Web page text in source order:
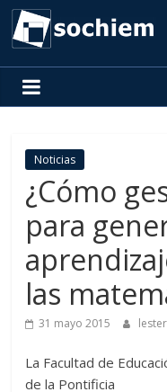
Sociedad
de
Educación
Matemática
Noticias
¿Cómo
para
las
31 mayo 2015
La Facultad de
de la Pontificia